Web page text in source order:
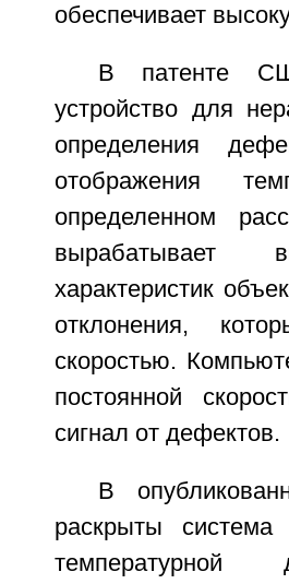
обеспечивает
В патенте
устройство для
определения
отображения
определенном
вырабатывает
характеристик
отклонения,
скоростью.
постоянной
сигнал от дефектов.
В
раскрыты